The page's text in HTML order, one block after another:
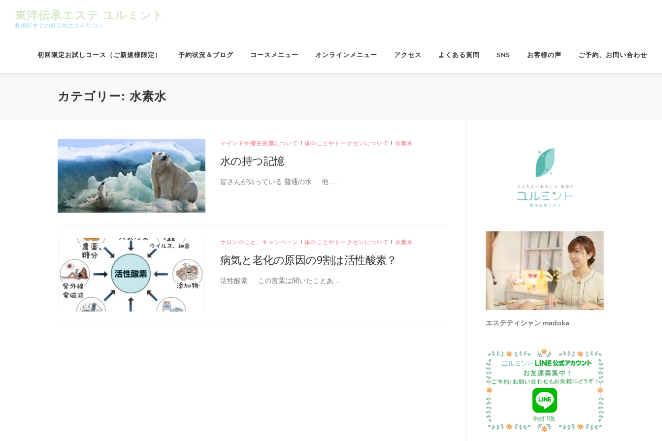
東洋伝承エステ ユルミント
札幌駅すぐの好立地エステサロン
初回限定お試しコース（ご新規様限定） 予約状況＆ブログ コースメニュー オンラインメニュー アクセス よくある質問 SNS お客様の声 ご予約、お問い合わせ
カテゴリー: 水素水
マインドや潜在意識について /体のことやトークセンについて / 水素水
水の持つ記憶
皆さんが知っている 普通の水 他 …
サロンのこと、キャンペーン /体のことやトークセンについて / 水素水
病気と老化の原因の9割は活性酸素？
活性酸素 この言葉は聞いたことあ …
エステティシャン madoka